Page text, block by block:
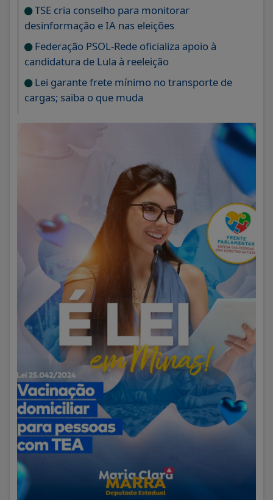
TSE cria conselho para monitorar
desinformação e IA nas eleições
Federação PSOL-Rede oficializa apoio à
candidatura de Lula à reeleição
Lei garante frete mínimo no transporte de
cargas; saiba o que muda